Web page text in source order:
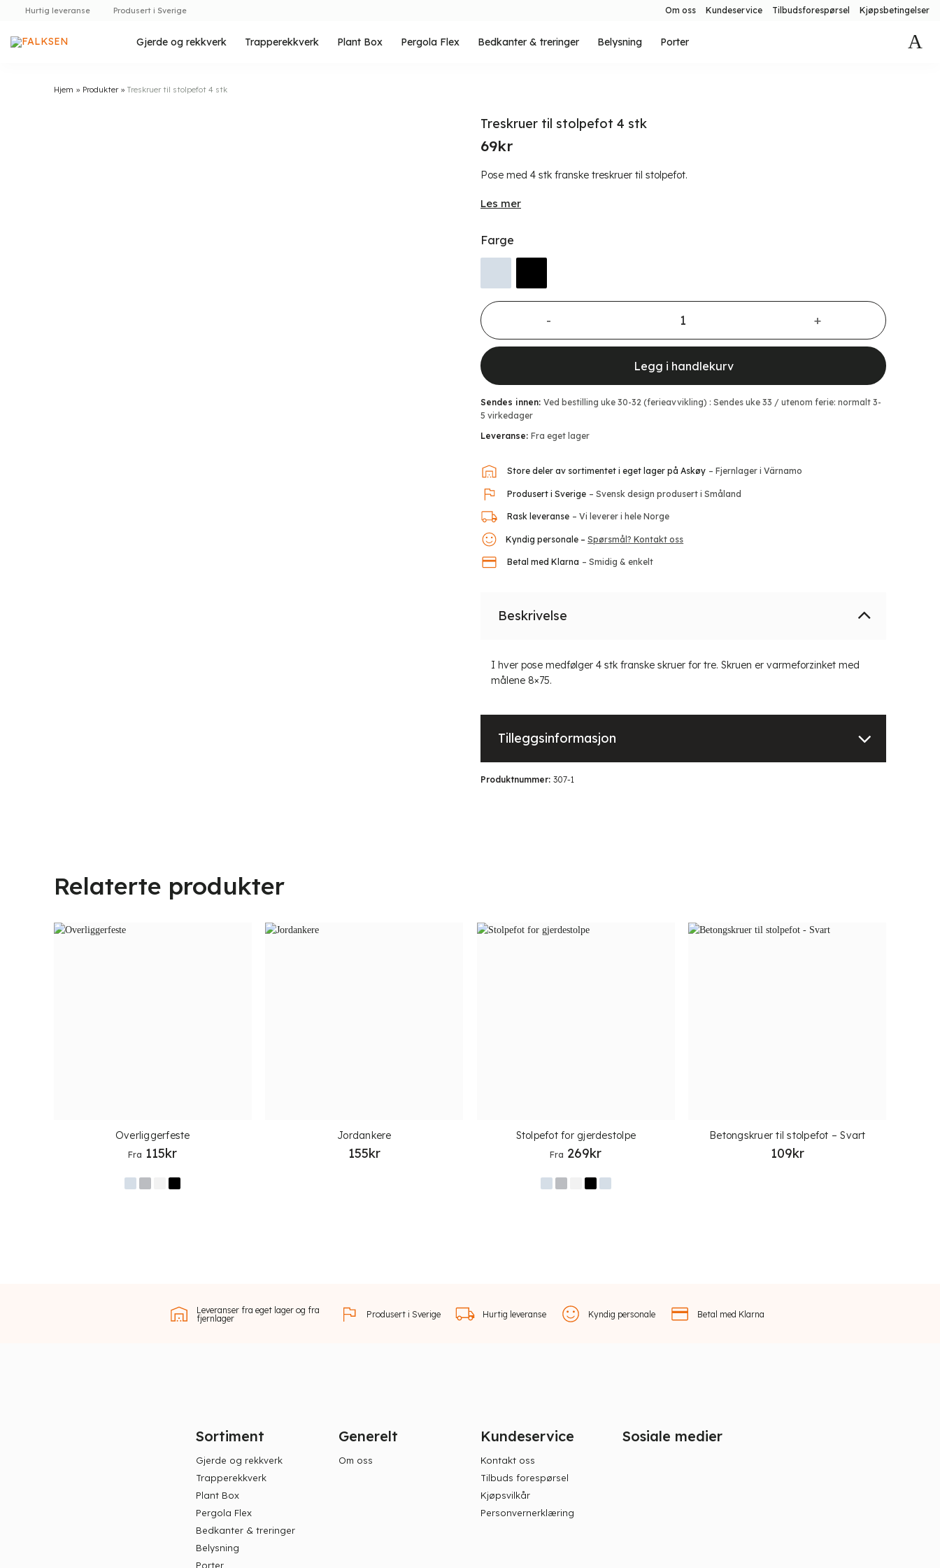
content
Hurtig leveranse Produsert i Sverige Om oss Kundeservice Tilbudsforespørsel Kjøpsbetingelser
Gjerde og rekkverk Trapperekkverk Plant Box Pergola Flex Bedkanter & treringer Belysning Porter
Hjem » Produkter » Treskruer til stolpefot 4 stk
Treskruer til stolpefot 4 stk
69kr
Pose med 4 stk franske treskruer til stolpefot.
Les mer
Farge
Treskruer til stolpefot 4 stk antall
Legg i handlekurv
Sendes innen: Ved bestilling uke 30-32 (ferieavvikling) : Sendes uke 33 / utenom ferie: normalt 3-
5 virkedager
Leveranse: Fra eget lager
Store deler av sortimentet i eget lager på Askøy – Fjernlager i Värnamo
Produsert i Sverige – Svensk design produsert i Småland
Rask leveranse – Vi leverer i hele Norge
Kyndig personale – Spørsmål? Kontakt oss
Betal med Klarna – Smidig & enkelt
Beskrivelse
I hver pose medfølger 4 stk franske skruer for tre. Skruen er varmeforzinket med
målene 8×75.
Tilleggsinformasjon
Produktnummer: 307-1
Relaterte produkter
Overliggerfeste
Fra 115kr
Jordankere
155kr
Stolpefot for gjerdestolpe
Fra 269kr
Betongskruer til stolpefot – Svart
109kr
Leveranser fra eget lager og fra
fjernlager
Produsert i Sverige Hurtig leveranse Kyndig personale Betal med Klarna
Sortiment
Gjerde og rekkverk
Trapperekkverk
Plant Box
Pergola Flex
Bedkanter & treringer
Belysning
Porter
Generelt
Om oss
Kundeservice
Kontakt oss
Tilbuds forespørsel
Kjøpsvilkår
Personvernerklæring
Sosiale medier